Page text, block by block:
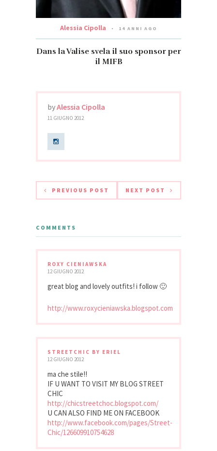
Alessia Cipolla 14 ANNI AGO
Dans la Valise svela il suo sponsor per
il MIFB
byAlessia Cipolla
11 GIUGNO 2012
PREVIOUS POST NEXT POST
COMMENTS
ROXY CIENIAWSKA
12 GIUGNO 2012
great blog and lovely outfits! i follow 🙂
http://www.roxycieniawska.blogspot.com
STREETCHIC BY ERIEL
12 GIUGNO 2012
ma che stile!!
IF U WANT TO VISIT MY BLOG STREET
CHIC
http://chicstreetchoc.blogspot.com/
U CAN ALSO FIND ME ON FACEBOOK
http://www.facebook.com/pages/Street-
Chic/126609910754628